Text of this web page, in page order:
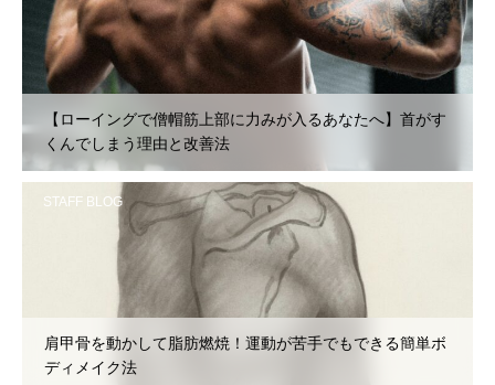
【ローイングで僧帽筋上部に力みが入るあなたへ】首がす
くんでしまう理由と改善法
STAFF BLOG
肩甲骨を動かして脂肪燃焼！運動が苦手でもできる簡単ボ
ディメイク法